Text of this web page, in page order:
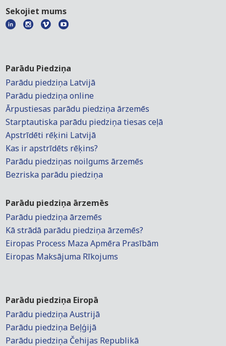
Sekojiet mums
Parādu Piedziņa
Parādu piedziņa Latvijā
Parādu piedziņa online
Ārpustiesas parādu piedziņa ārzemēs
Starptautiska parādu piedziņa tiesas ceļā
Apstrīdēti rēķini Latvijā
Kas ir apstrīdēts rēķins?
Parādu piedziņas noilgums ārzemēs
Bezriska parādu piedziņa
Parādu piedziņa ārzemēs
Parādu piedziņa ārzemēs
Kā strādā parādu piedziņa ārzemēs?
Eiropas Process Maza Apmēra Prasībām
Eiropas Maksājuma Rīkojums
Parādu piedziņa Eiropā
Parādu piedziņa Austrijā
Parādu piedziņa Beļģijā
Parādu piedziņa Čehijas Republikā